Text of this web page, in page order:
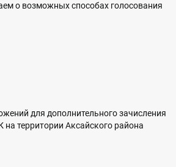
о возможных способах голосования
для дополнительного зачисления
на территории Аксайского района